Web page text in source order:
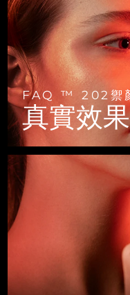
FAQ ™ 202禦
真實效果
For
All
All
UFO™
Portable
面膜
UFO™
All deep
issa™
For ages
issa™
Dual
ISSA™
All
FAQ™
FAQ™
FAQ™
FAQ™
All
FAQ™
LED
FAQ™
Anti-
FAQ™
Anti-
FAQ™
All
生髮
FAQ™
LED hair
FAQ™
Scalp
FAQ™
All
FAQ™
All hair
FAQ™
Full-
FAQ™
Full-
FAQ™
FAQ™
All
保健品
NEW
專業治療
克羅埃西亞
賽普勒斯
捷克
丹麥
愛沙尼亞
芬蘭
法國
法屬玻里尼西亞
德國